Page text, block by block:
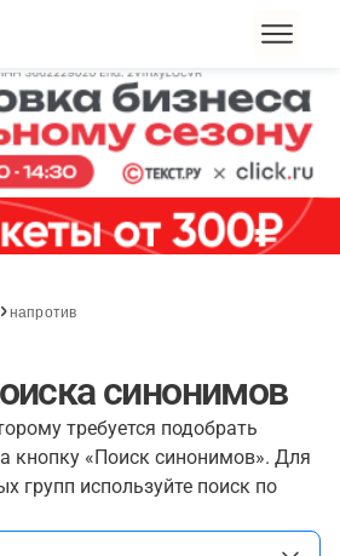
напротив
синонимов
требуется подобрать
кнопку «Поиск синонимов». Для
групп используйте поиск по